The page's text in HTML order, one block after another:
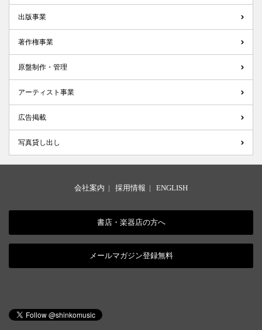
出版事業
著作権事業
原盤制作・管理
アーティスト事業
広告掲載
写真貸し出し
会社案内 | 採用情報 | ENGLISH
書店・楽器店の方へ
メールマガジン登録無料